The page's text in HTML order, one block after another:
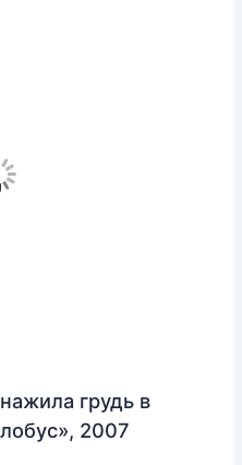
грудь в
2007